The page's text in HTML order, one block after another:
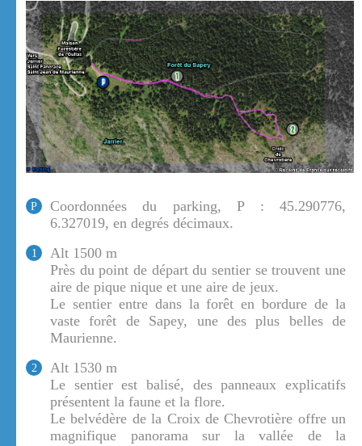
P
Coordonnées du parking, P : 45.290776,
6.327019, en degrés décimaux.
1
Alt 1500 m
Près du point de départ du sentier se trouvent une
aire de pique nique et une aire de jeux.
Le sentier entre dans la forêt en bordure de la
vaste forêt de Sapey, une des plus belles de
Maurienne.
2
Alt 1530 m
Le sentier est balisé, des panneaux explicatifs
présentent la faune et la flore.
Le belvédère de la Croix de Chevrotière offre un
magnifique panorama sur la vallée de la